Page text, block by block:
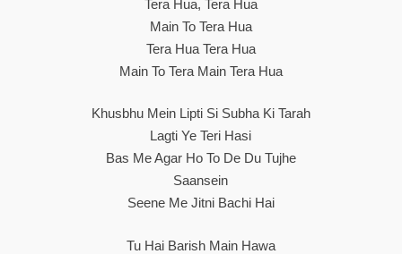
Tera Hua, Tera Hua
Main To Tera Hua
Tera Hua Tera Hua
Main To Tera Main Tera Hua
Khusbhu Mein Lipti Si Subha Ki Tarah
Lagti Ye Teri Hasi
Bas Me Agar Ho To De Du Tujhe
Saansein
Seene Me Jitni Bachi Hai
Tu Hai Barish Main Hawa